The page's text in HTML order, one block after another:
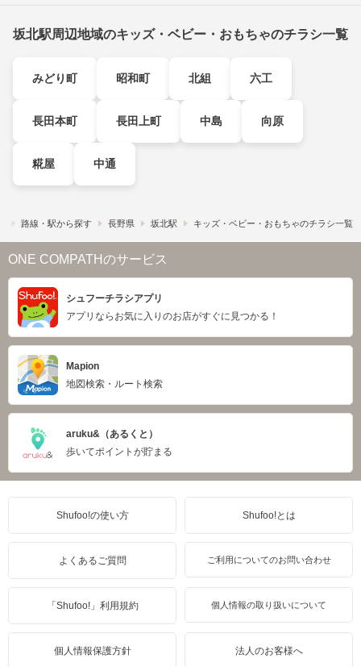
坂北駅周辺地域のキッズ・ベビー・おもちゃのチラシ一覧
みどり町 昭和町 北組 六工
長田本町 長田上町 中島 向原
糀屋 中通
路線・駅から探す 長野県 坂北駅 キッズ・ベビー・おもちゃのチラシ一覧
ONE COMPATHのサービス
シュフーチラシアプリ
アプリならお気に入りのお店がすぐに見つかる！
Mapion
地図検索・ルート検索
aruku&（あるくと）
歩いてポイントが貯まる
Shufoo!の使い方 Shufoo!とは
よくあるご質問 ご利用についてのお問い合わせ
「Shufoo!」利用規約 個人情報の取り扱いについて
個人情報保護方針 法人のお客様へ